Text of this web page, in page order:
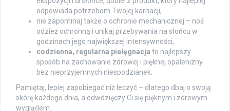
odpowiada potrzebom Twojej karnacji,
nie zapominaj także o ochronie mechanicznej – noś
odzież ochronną i unikaj przebywania na słońcu w
godzinach jego największej intensywności,
codzienna, regularna pielęgnacja to najlepszy
sposób na zachowanie zdrowej i pięknej opalenizny
bez nieprzyjemnych niespodzianek.
Pamiętaj, lepiej zapobiegać niż leczyć – dlatego dbaj o swoją
skórę każdego dnia, a odwdzięczy Ci się pięknym i zdrowym
wyglądem.